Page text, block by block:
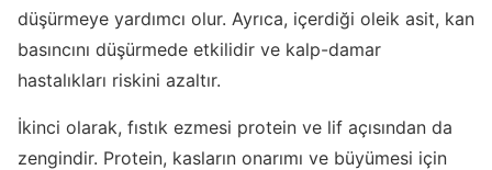
düşürmeye yardımcı olur. Ayrıca, içerdiği oleik asit, kan
basıncını düşürmede etkilidir ve kalp-damar
hastalıkları riskini azaltır.
İkinci olarak, fıstık ezmesi protein ve lif açısından da
zengindir. Protein, kasların onarımı ve büyümesi için